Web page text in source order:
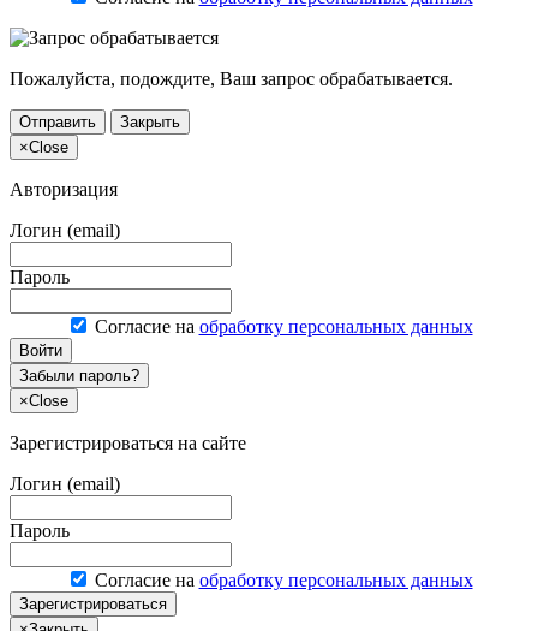
Пожалуйста, подождите, Ваш запрос обрабатывается.
Отправить
Закрыть
×Close
Авторизация
Логин (email)
Пароль
Согласие на обработку персональных данных
Войти
Забыли пароль?
×Close
Зарегистрироваться на сайте
Логин (email)
Пароль
Согласие на обработку персональных данных
Зарегистрироваться